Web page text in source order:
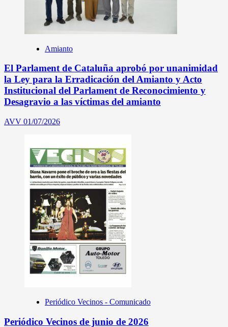
Amianto
El Parlament de Cataluña aprobó por unanimidad
la Ley para la Erradicación del Amianto y Acto
Institucional del Parlament de Reconocimiento y
Desagravio a las víctimas del amianto
AVV 01/07/2026
Periódico Vecinos - Comunicado
Periódico Vecinos de junio de 2026